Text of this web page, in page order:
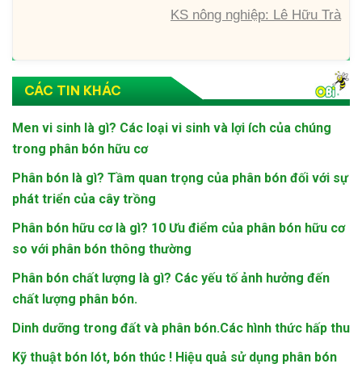
KS nông nghiệp: Lê Hữu Trà
CÁC TIN KHÁC
Men vi sinh là gì? Các loại vi sinh và lợi ích của chúng
trong phân bón hữu cơ
Phân bón là gì? Tầm quan trọng của phân bón đối với sự
phát triển của cây trồng
Phân bón hữu cơ là gì? 10 Ưu điểm của phân bón hữu cơ
so với phân bón thông thường
Phân bón chất lượng là gì? Các yếu tố ảnh hưởng đến
chất lượng phân bón.
Dinh dưỡng trong đất và phân bón.Các hình thức hấp thu
Kỹ thuật bón lót, bón thúc ! Hiệu quả sử dụng phân bón